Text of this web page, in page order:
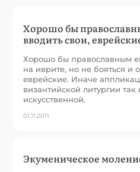
Хорошо бы
вводить свои,
Хорошо бы православным
на иврите, но не бояться и
еврейские. Иначе
византийской литургии так
искусственной.
01.11.2011
Экуменическое